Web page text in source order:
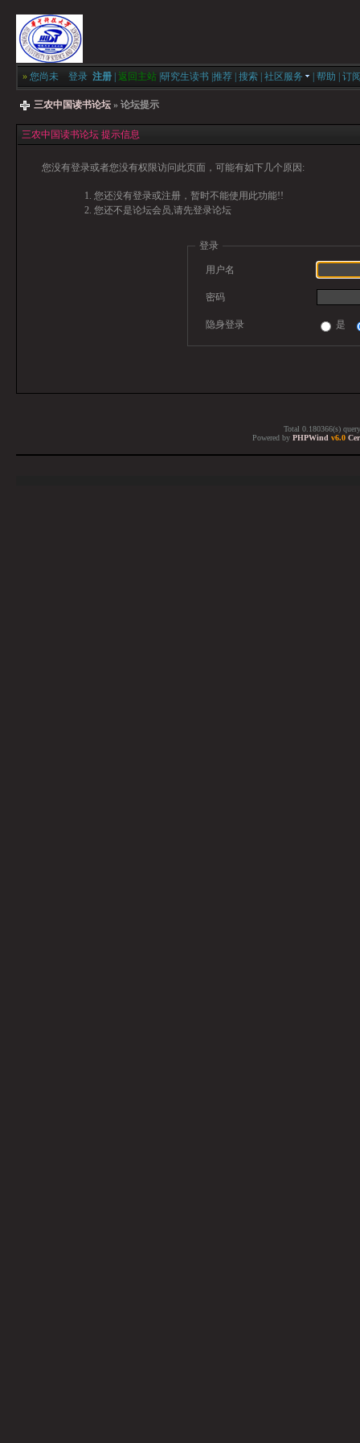
» 您尚未 登录 注册 返回主站 研究生读书 推荐 搜索 社区服务 帮助 订
三农中国读书论坛 » 论坛提示
三农中国读书论坛 提示信息
您没有登录或者您没有权限访问此页面，可能有如下几个原因:
您还没有登录或注册，暂时不能使用此功能!!
您还不是论坛会员,请先登录论坛
登录
用户名
密码
隐身登录 是
Total 0.180366(s)
Powered by PHPWind v6.0